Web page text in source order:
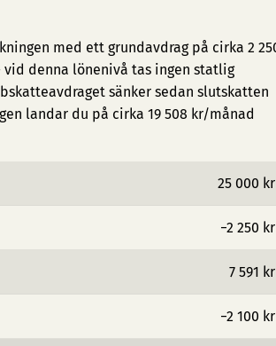
med ett grundavdrag på cirka 2
denna lönenivå tas ingen statlig
sänker sedan slutskatten
landar du på cirka 19 508 kr/månad
25 000 kr
−2 250 kr
7 591 kr
−2 100 kr